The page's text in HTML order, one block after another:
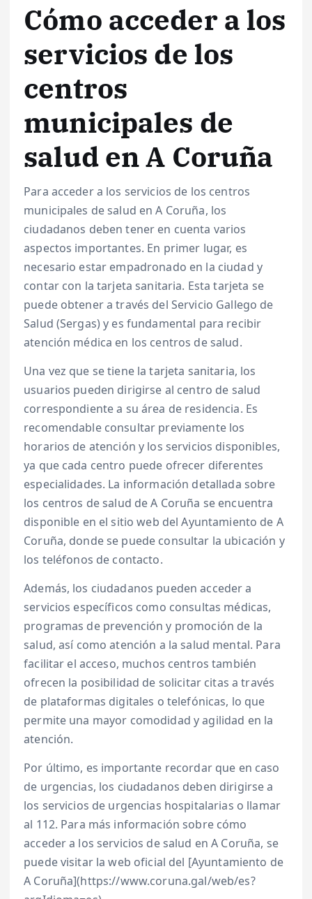
Cómo acceder a los
servicios de los
centros
municipales de
salud en A Coruña
Para acceder a los servicios de los centros
municipales de salud en A Coruña, los
ciudadanos deben tener en cuenta varios
aspectos importantes. En primer lugar, es
necesario estar empadronado en la ciudad y
contar con la tarjeta sanitaria. Esta tarjeta se
puede obtener a través del Servicio Gallego de
Salud (Sergas) y es fundamental para recibir
atención médica en los centros de salud.
Una vez que se tiene la tarjeta sanitaria, los
usuarios pueden dirigirse al centro de salud
correspondiente a su área de residencia. Es
recomendable consultar previamente los
horarios de atención y los servicios disponibles,
ya que cada centro puede ofrecer diferentes
especialidades. La información detallada sobre
los centros de salud de A Coruña se encuentra
disponible en el sitio web del Ayuntamiento de A
Coruña, donde se puede consultar la ubicación y
los teléfonos de contacto.
Además, los ciudadanos pueden acceder a
servicios específicos como consultas médicas,
programas de prevención y promoción de la
salud, así como atención a la salud mental. Para
facilitar el acceso, muchos centros también
ofrecen la posibilidad de solicitar citas a través
de plataformas digitales o telefónicas, lo que
permite una mayor comodidad y agilidad en la
atención.
Por último, es importante recordar que en caso
de urgencias, los ciudadanos deben dirigirse a
los servicios de urgencias hospitalarias o llamar
al 112. Para más información sobre cómo
acceder a los servicios de salud en A Coruña, se
puede visitar la web oficial del [Ayuntamiento de
A Coruña](https://www.coruna.gal/web/es?